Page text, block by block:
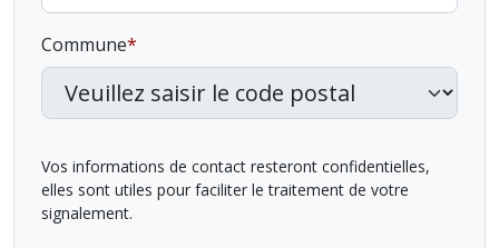
Commune
Vos informations de contact resteront confidentielles,
elles sont utiles pour faciliter le traitement de votre
signalement.